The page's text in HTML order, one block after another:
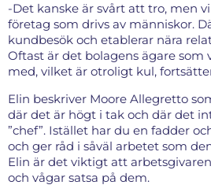
-Det kanske är svårt att tro, men
företag som drivs av människor.
kundbesök och etablerar nära
Oftast är det bolagens ägare som
med, vilket är otroligt kul,
Elin beskriver Moore Allegretto
där det är högt i tak och där det
”chef”. Istället har du en fadder
och ger råd i såväl arbetet som
Elin är det viktigt att
och vågar satsa på dem.